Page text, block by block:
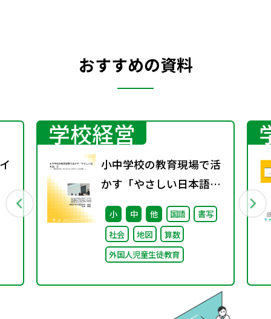
おすすめの資料
学校経営
小中学校の教育現場で活
かす「やさしい日本語」
② ～「（学校内での）子
どもたちへのやさしい日
本語」～
小 中 他 国語
書写
社会
地図
算数
外国人児童生徒教育